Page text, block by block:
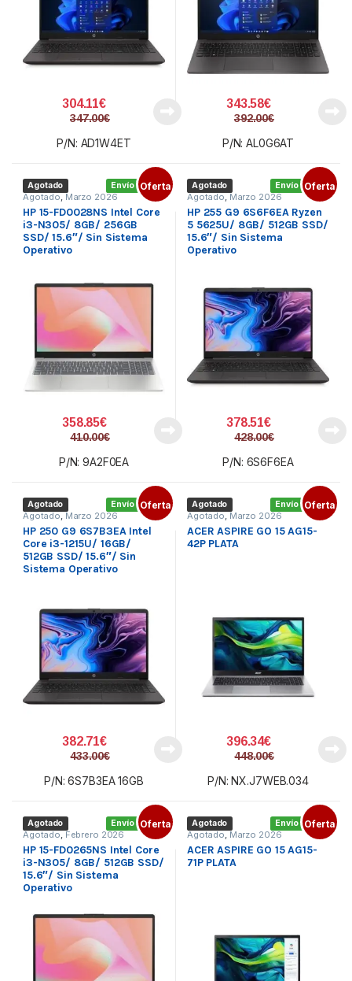
304.11€
347.00€
P/N: AD1W4ET
343.58€
392.00€
P/N: AL0G6AT
Envío gratis
Agotado Oferta
Agotado, Marzo 2026
HP 15-FD0028NS Intel Core
i3-N305/ 8GB/ 256GB
SSD/ 15.6″/ Sin Sistema
Operativo
358.85€
410.00€
P/N: 9A2F0EA
Envío gratis
Agotado Oferta
Agotado, Marzo 2026
HP 255 G9 6S6F6EA Ryzen
5 5625U/ 8GB/ 512GB SSD/
15.6″/ Sin Sistema
Operativo
378.51€
428.00€
P/N: 6S6F6EA
Envío gratis
Agotado Oferta
Agotado, Marzo 2026
HP 250 G9 6S7B3EA Intel
Core i3-1215U/ 16GB/
512GB SSD/ 15.6″/ Sin
Sistema Operativo
382.71€
433.00€
P/N: 6S7B3EA 16GB
Envío gratis
Agotado Oferta
Agotado, Marzo 2026
ACER ASPIRE GO 15 AG15-
42P PLATA
396.34€
448.00€
P/N: NX.J7WEB.034
Envío gratis
Agotado Oferta
Agotado,Febrero 2026
HP 15-FD0265NS Intel Core
i3-N305/ 8GB/ 512GB SSD/
15.6″/ Sin Sistema
Operativo
Envío gratis
Agotado Oferta
Agotado,Marzo 2026
ACER ASPIRE GO 15 AG15-
71P PLATA